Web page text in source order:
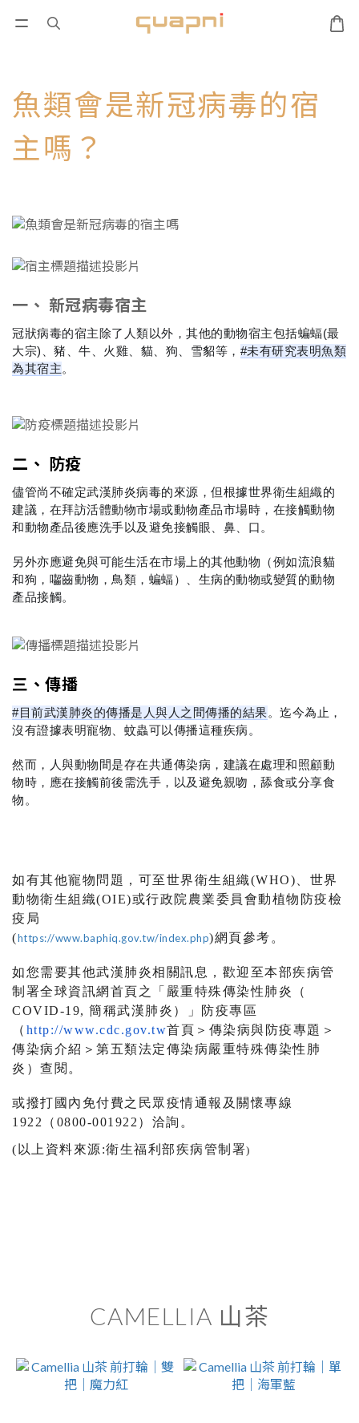
魚類會是新冠病毒的宿
主嗎？
一、 新冠病毒宿主
冠狀病毒的宿主除了人類以外，其他的動物宿主包括蝙蝠(最
大宗)、豬、牛、火雞、貓、狗、雪貂等， #未有研究表明魚類
為其宿主。
二、 防疫
儘管尚不確定武漢肺炎病毒的來源，但根據世界衛生組織的
建議，在拜訪活體動物市場或動物產品市場時，在接觸動物
和動物產品後應洗手以及避免接觸眼、鼻、口。
另外亦應避免與可能生活在市場上的其他動物（例如流浪貓
和狗，囓齒動物，鳥類，蝙蝠）、生病的動物或變質的動物
產品接觸。
三、傳播
#目前武漢肺炎的傳播是人與人之間傳播的結果。迄今為止，
沒有證據表明寵物、蚊蟲可以傳播這種疾病。
然而，人與動物間是存在共通傳染病，建議在處理和照顧動
物時，應在接觸前後需洗手，以及避免親吻，舔食或分享食
物。
如有其他寵物問題，可至世界衛生組織(WHO)、 世界
動物衛生組織(OIE)或行政院農業委員會動植物防疫檢
疫局
(https://www.baphiq.gov.tw/index.php)網頁參考。
如您需要其他武漢肺炎相關訊息， 歡迎至本部疾病管
制署全球資訊網首頁之「嚴重特殊傳染性肺炎（
COVID-19, 簡稱武漢肺炎）」防疫專區
（ http://www.cdc.gov.tw首頁＞傳染病與防疫專題＞
傳染病介紹＞ 第五類法定傳染病嚴重特殊傳染性肺
炎）查閱。
或撥打國內免付費之民眾疫情通報及關懷專線
1922（0800-001922）洽詢。
(以上資料來源:衛生福利部疾病管制署)
CAMELLIA 山茶